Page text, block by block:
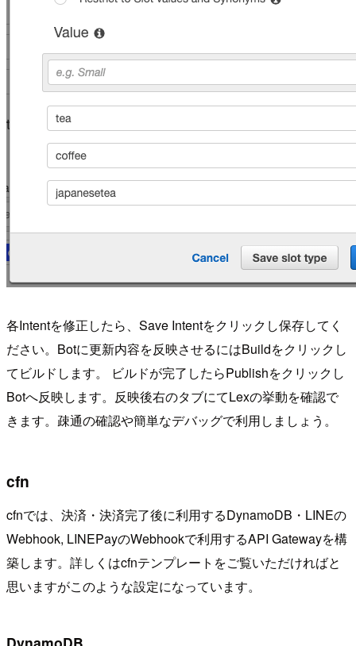
各Intentを修正したら、Save Intentをクリックし保存してく
ださい。Botに更新内容を反映させるにはBuildをクリックし
てビルドします。 ビルドが完了したらPublishをクリックし
Botへ反映します。反映後右のタブにてLexの挙動を確認で
きます。疎通の確認や簡単なデバッグで利用しましょう。
cfn
cfnでは、決済・決済完了後に利用するDynamoDB・LINEの
Webhook, LINEPayのWebhookで利用するAPI Gatewayを構
築します。詳しくはcfnテンプレートをご覧いただければと
思いますがこのような設定になっています。